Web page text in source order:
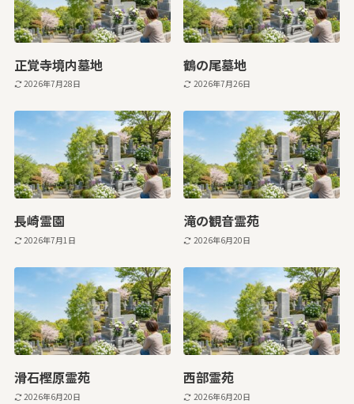
正覚寺境内墓地
2026年7月28日
鶴の尾墓地
2026年7月26日
長崎霊園
2026年7月1日
滝の観音霊苑
2026年6月20日
滑石樫原霊苑
2026年6月20日
西部霊苑
2026年6月20日